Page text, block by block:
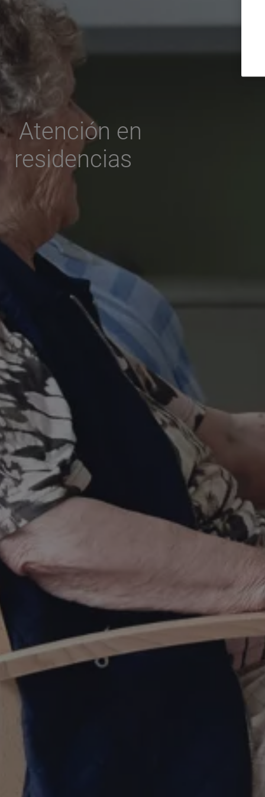
Atención en
residencias